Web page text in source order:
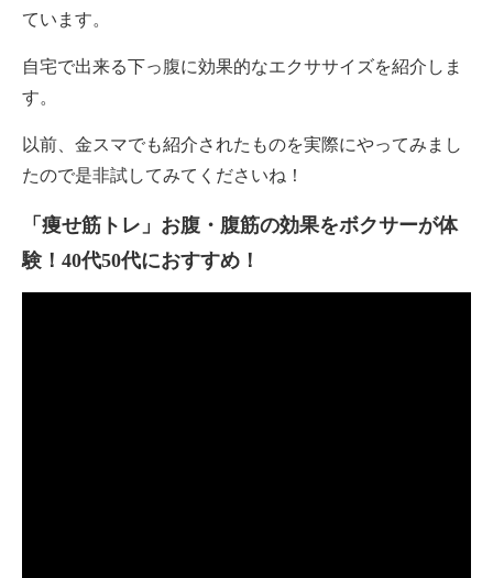
ています。
自宅で出来る下っ腹に効果的なエクササイズを紹介しま
す。
以前、金スマでも紹介されたものを実際にやってみまし
たので是非試してみてくださいね！
「痩せ筋トレ」お腹・腹筋の効果をボクサーが体
験！40代50代におすすめ！